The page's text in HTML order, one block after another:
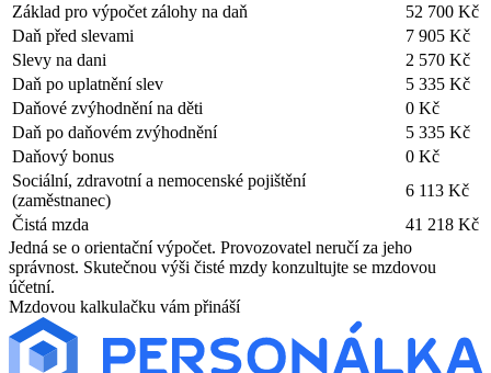
Základ pro výpočet zálohy na daň
52 700 Kč
Daň před slevami
7 905 Kč
Slevy na dani
2 570 Kč
Daň po uplatnění slev
5 335 Kč
Daňové zvýhodnění na děti
0 Kč
Daň po daňovém zvýhodnění
5 335 Kč
Daňový bonus
0 Kč
Sociální, zdravotní a nemocenské pojištění
(zaměstnanec)
6 113 Kč
Čistá mzda
41 218 Kč
Jedná se o orientační výpočet. Provozovatel neručí za jeho
správnost. Skutečnou výši čisté mzdy konzultujte se mzdovou
účetní.
Mzdovou kalkulačku vám přináší